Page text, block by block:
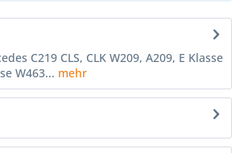
C219 CLS, CLK W209, A209, E Klasse
W463... mehr